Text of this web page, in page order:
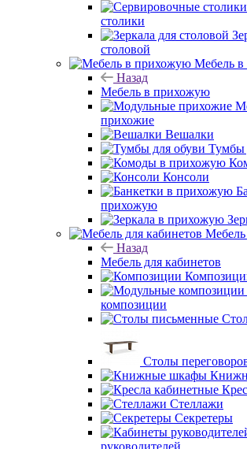
столики
столовой
Мебель
Назад
Мебель в прихожую
прихожие
Вешалки
Тумбы
Консоли
прихожую
Мебель
Назад
Мебель для кабинетов
композиции
Столы
Стеллажи
Секретеры
руководителей